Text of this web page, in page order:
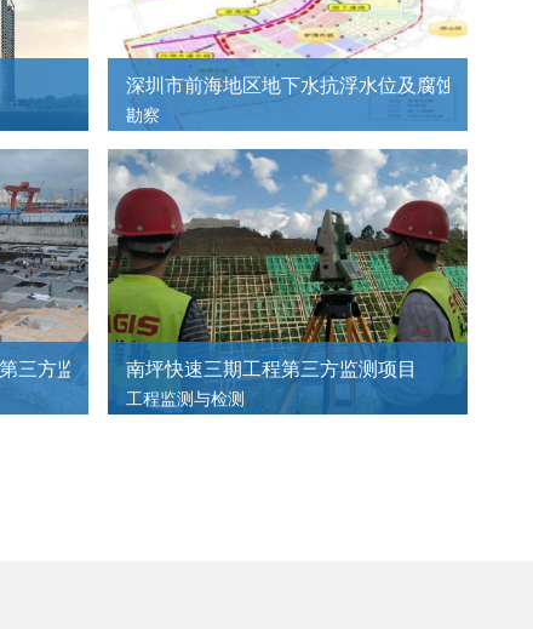
工程 深圳市前海地区地下水抗浮水位及腐蚀性专项
勘察
三方监测 南坪快速三期工程第三方监测项目
工程监测与检测